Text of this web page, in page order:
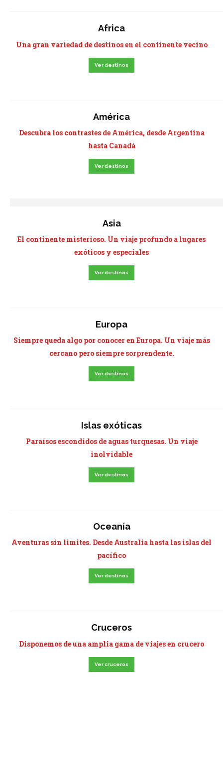
Africa
Una gran variedad de destinos en el continente vecino
Ver destinos
América
Descubra los contrastes de América, desde Argentina
hasta Canadá
Ver destinos
Asia
El continente misterioso. Un viaje profundo a lugares
exóticos y especiales
Ver destinos
Europa
Siempre queda algo por conocer en Europa. Un viaje más
cercano pero siempre sorprendente.
Ver destinos
Islas exóticas
Paraísos escondidos de aguas turquesas. Un viaje
inolvidable
Ver destinos
Oceanía
Aventuras sin limites. Desde Australia hasta las islas del
pacífico
Ver destinos
Cruceros
Disponemos de una amplia gama de viajes en crucero
Ver cruceros